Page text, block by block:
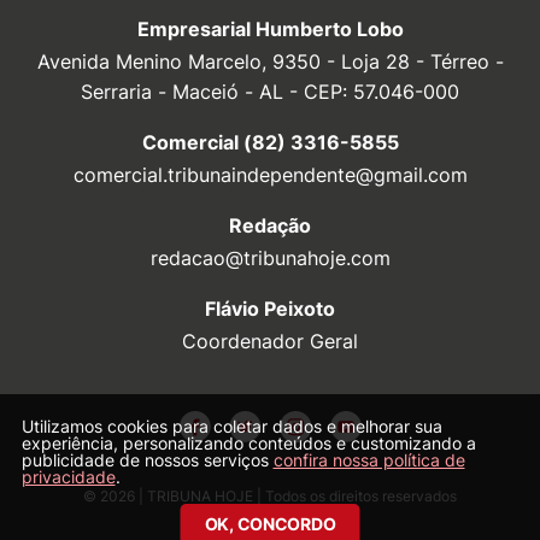
Empresarial Humberto Lobo
Avenida Menino Marcelo, 9350 - Loja 28 - Térreo -
Serraria - Maceió - AL - CEP: 57.046-000
Comercial (82) 3316-5855
comercial.tribunaindependente@gmail.com
Redação
redacao@tribunahoje.com
Flávio Peixoto
Coordenador Geral
© 2026 | TRIBUNA HOJE | Todos os direitos reservados
Utilizamos cookies para coletar dados e melhorar sua
experiência, personalizando conteúdos e customizando a
publicidade de nossos serviços confira nossa política de
privacidade.
OK, CONCORDO